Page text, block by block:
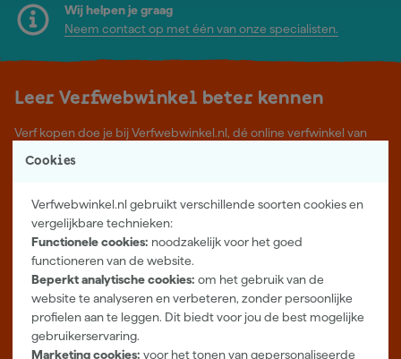
Cookies
Verfwebwinkel.nl gebruikt verschillende soorten cookies en
vergelijkbare technieken:
Functionele cookies: noodzakelijk voor het goed
functioneren van de website.
Beperkt analytische cookies: om het gebruik van de
website te analyseren en verbeteren, zonder persoonlijke
profielen aan te leggen. Dit biedt voor jou de best mogelijke
gebruikerservaring.
Marketing cookies: voor het tonen van gepersonaliseerde
Wij helpen je graag
Neem contact op met één van onze specialisten.
Leer Verfwebwinkel beter kennen
Verf kopen doe je bij Verfwebwinkel.nl, dé online verfwinkel van
Nederland. Voordelige verf van topkwaliteit en gratis deskundig
Meer over ons
Showroom in Tilburg
Openingstijden
Maandag t/m vrijdag 08:00 - 18:00
Zaterdag 08:00 - 16:00
Zevenheuvelenweg 25
5048 AN Tilburg